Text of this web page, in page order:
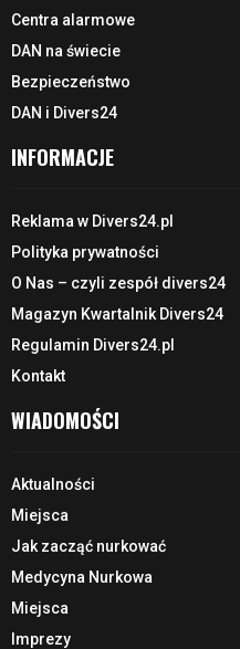
Centra alarmowe
DAN na świecie
Bezpieczeństwo
DAN i Divers24
INFORMACJE
Reklama w Divers24.pl
Polityka prywatności
O Nas – czyli zespół divers24
Magazyn Kwartalnik Divers24
Regulamin Divers24.pl
Kontakt
WIADOMOŚCI
Aktualności
Miejsca
Jak zacząć nurkować
Medycyna Nurkowa
Miejsca
Imprezy